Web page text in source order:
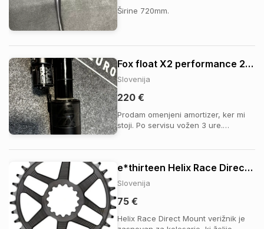
Širine 720mm.
Fox float X2 performance 205x65 trunnion
Slovenija
220 €
Prodam omenjeni amortizer, ker mi
stoji. Po servisu vožen 3 ure.
e*thirteen Helix Race Direct Mount verižnik
Slovenija
75 €
Helix Race Direct Mount verižnik je